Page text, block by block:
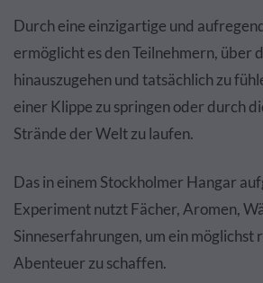
Durch eine einzigartige und
ermöglicht es den Teilnehmern, über
hinauszugehen und tatsächlich zu
einer Klippe zu springen oder durch
Strände der Welt zu laufen.
Das in einem Stockholmer Hangar
Experiment nutzt Fächer, Aromen,
Sinneserfahrungen, um ein möglichst
Abenteuer zu schaffen.